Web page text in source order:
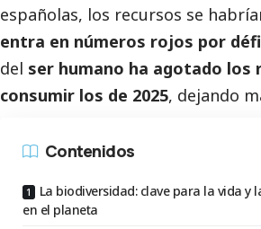
españolas, los recursos se
entra en números rojos por
del ser humano ha agotado los
consumir los de 2025, dejando
Contenidos
La biodiversidad: clave para la vida y
en el planeta